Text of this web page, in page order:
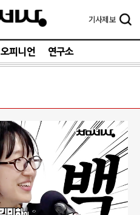
기사제보
오피니언 연구소